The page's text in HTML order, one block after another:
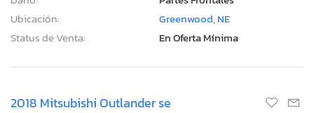
Ubicación:
Greenwood, NE
Status de Venta:
En Oferta Mínima
2018 Mitsubishi Outlander se